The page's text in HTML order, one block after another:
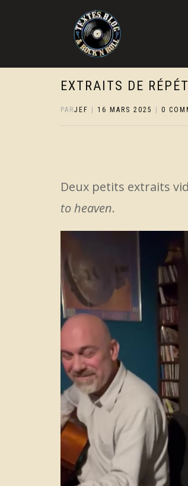
EXTRAITS DE
PARJEF 16 MARS 2025 0
Deux petits extraits
to heaven.